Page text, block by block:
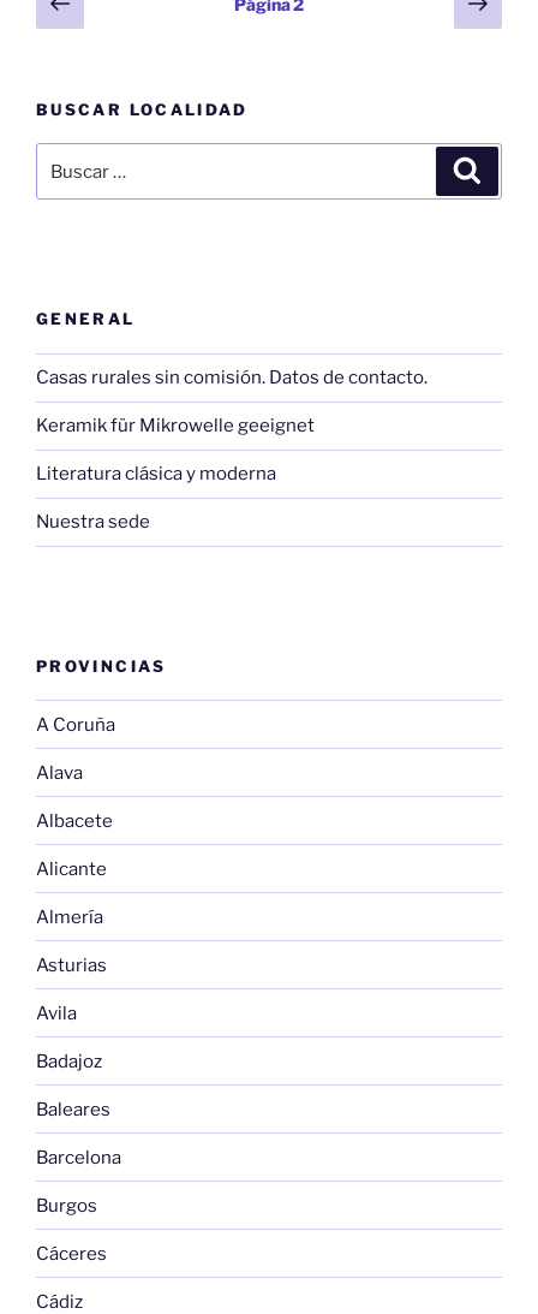
deanterior
Página2
BUSCAR LOCALIDAD
por:
GENERAL
Casas rurales sin comisión. Datos de contacto.
Keramik für Mikrowelle geeignet
Literatura clásica y moderna
Nuestra sede
PROVINCIAS
A Coruña
Alava
Albacete
Alicante
Almería
Asturias
Avila
Badajoz
Baleares
Barcelona
Burgos
Cáceres
Cádiz